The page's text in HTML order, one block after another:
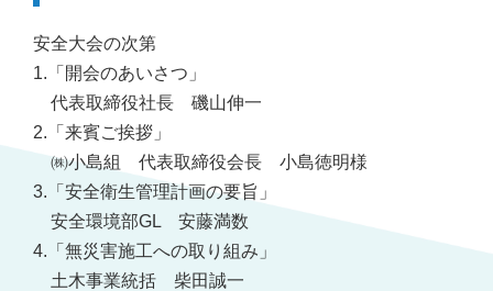
安全大会の次第
1.「開会のあいさつ」
代表取締役社長 磯山伸一
2.「来賓ご挨拶」
㈱小島組 代表取締役会長 小島徳明様
3.「安全衛生管理計画の要旨」
安全環境部GL 安藤満数
4.「無災害施工への取り組み」
土木事業統括 柴田誠一